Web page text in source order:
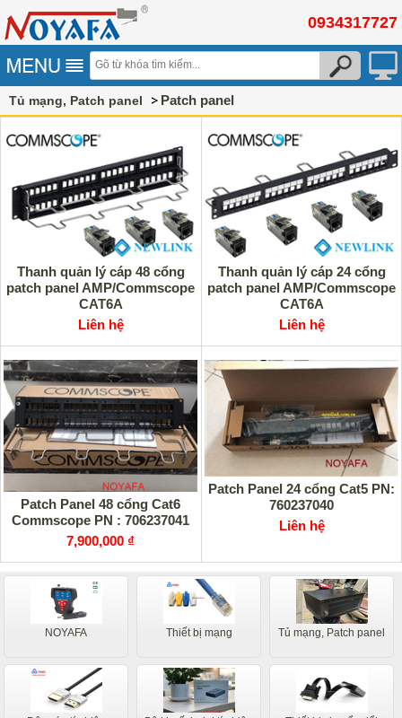
0934317727
Tủ mạng, Patch panel Patch panel
Thanh quản lý cáp 48 cổng
patch panel AMP/Commscope
CAT6A
Liên hệ
Thanh quản lý cáp 24 cổng
patch panel AMP/Commscope
CAT6A
Liên hệ
Patch Panel 48 cổng Cat6
Commscope PN : 706237041
7,900,000 ₫
Patch Panel 24 cổng Cat5 PN:
760237040
Liên hệ
NOYAFA Thiết bị mạng Tủ mạng, Patch panel